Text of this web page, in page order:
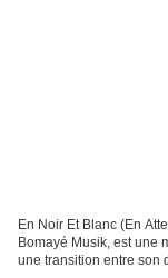
En Noir Et Blanc (En
Bomayé Musik, est une
une transition entre son